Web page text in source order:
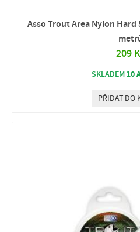
Asso Trout Area Nylon Hard
209
SKLADEM 10
PŘIDAT DO